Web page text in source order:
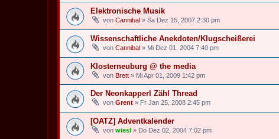
Elektronische Musik
von Cannibal » Sa Dez 15, 2007 2:30 pm
Wissenschaftliche Anekdoten/Klugscheißerei
von Cannibal » Mi Dez 01, 2004 7:40 pm
Klosterneuburg @ the media
von Brett » Mi Apr 01, 2009 1:42 pm
Der Neonkapperl Zähl Thread
von Grent » Fr Jan 25, 2008 2:45 pm
[OATZ] Adventkalender
von wiesl » Do Dez 02, 2004 7:02 pm